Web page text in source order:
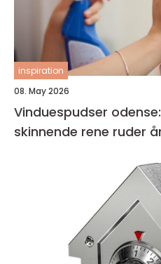
inspiration
08. May 2026
Vinduespudser
skinnende rene ruder